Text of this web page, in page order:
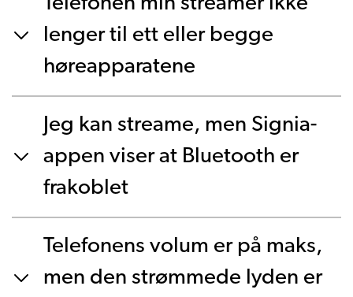
lenger til ett eller begge
høreapparatene
Jeg kan streame, men Signia-
appen viser at Bluetooth er
frakoblet
Telefonens volum er på maks,
men den strømmede lyden er